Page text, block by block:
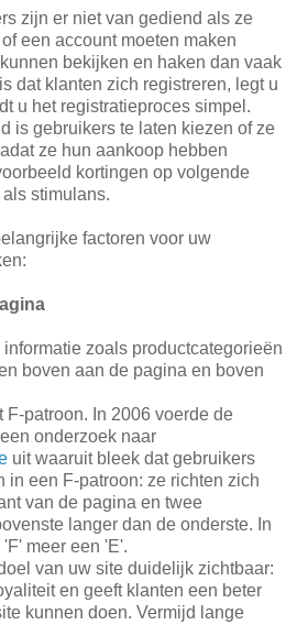
zijn er niet van gediend als ze
een account moeten maken
bekijken en haken dan vaak
dat klanten zich registreren, legt u
u het registratieproces simpel.
is gebruikers te laten kiezen of ze
ze hun aankoop hebben
kortingen op volgende
stimulans.
factoren voor uw
zoals productcategorieën
boven aan de pagina en boven
F-patroon. In 2006 voerde de
onderzoek naar
uit waaruit bleek dat gebruikers
in een F-patroon: ze richten zich
van de pagina en twee
langer dan de onderste. In
meer een 'E'.
van uw site duidelijk zichtbaar:
en geeft klanten een beter
kunnen doen. Vermijd lange